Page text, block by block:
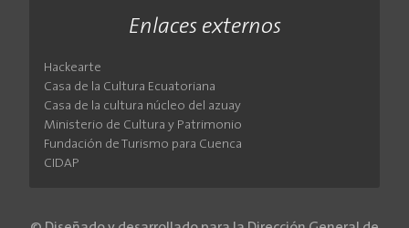
Enlaces externos
Hackearte
Casa de la Cultura Ecuatoriana
Casa de la cultura núcleo del azuay
Ministerio de Cultura y Patrimonio
Fundación de Turismo para Cuenca
CIDAP